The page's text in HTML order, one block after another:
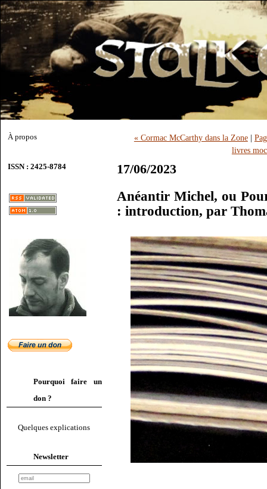
À propos
ISSN : 2425-8784
Pourquoi faire un
don ?
Quelques explications
Newsletter
« Cormac McCarthy dans la Zone|
livres
17/06/2023
Anéantir Michel, ou
: introduction, par